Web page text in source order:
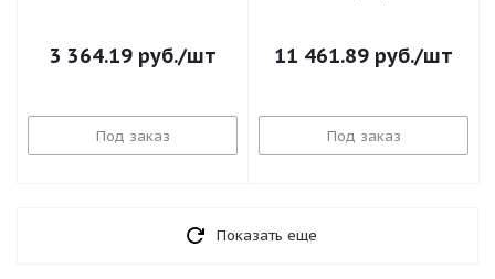
3 364.19руб./шт
Под заказ
11 461.89 руб./шт
Под заказ
Показать еще